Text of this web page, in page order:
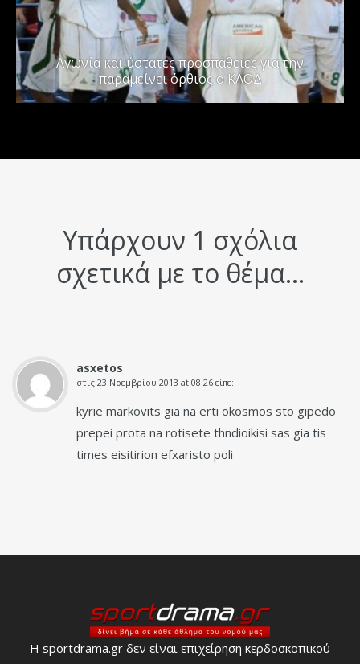
Αγωνία και ύστατες προσπάθειες για την
παραμείνει όρθιος ο ΚΑΟΔ
Υπάρχουν 1 σχόλια
σχετικά με το θέμα...
asxetos
στις 23 Νοεμβρίου 2013 at 08:26 είπε:
kyrie markovits gia na erti okosmos sto gipedo
prepei prota na rotisete thndioikisi sas gia tis
times eisitirion efxaristo poli
Η sportdrama.gr δεν είναι επιχείρηση κερδοσκοπικού